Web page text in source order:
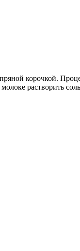
корочкой.
растворить